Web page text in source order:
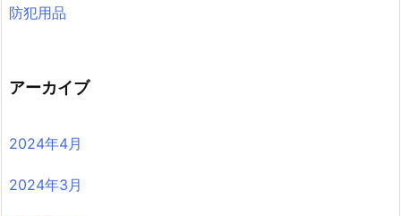
防犯用品
アーカイブ
2024年4月
2024年3月